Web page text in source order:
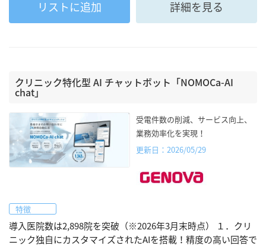
リストに追加 詳細を見る
クリニック特化型 AI チャットボット「NOMOCa-AI
chat」
受電件数の削減、サービス向上、
業務効率化を実現！
更新日：2026/05/29
特徴
導入医院数は2,898院を突破（※2026年3月末時点） １．クリ
ニック独自にカスタマイズされたAIを搭載！精度の高い回答で